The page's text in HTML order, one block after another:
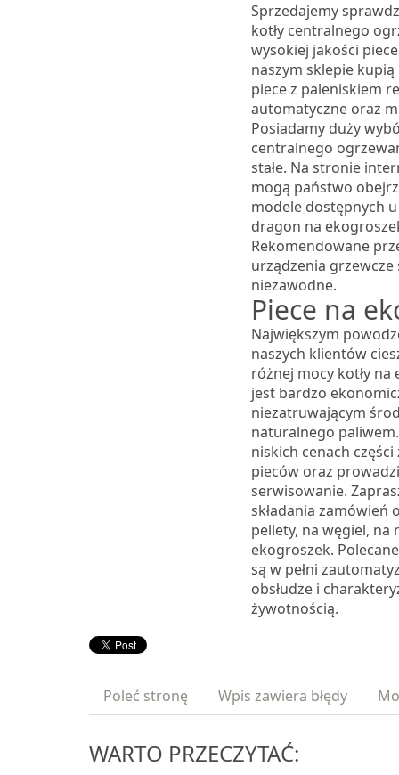
Sprzedajemy
kotły centralnego
wysokiej jakości
naszym sklepie
piece z paleniskiem
automatyczne oraz
Posiadamy duży
centralnego
stałe. Na stronie
mogą państwo
modele dostępnych
dragon na
Rekomendowane
urządzenia grzewcze
niezawodne.
Piece na
Największym
naszych klientów
różnej mocy kotły
jest bardzo
niezatruwającym
naturalnego
niskich cenach
pieców oraz
serwisowanie.
składania zamówień
pellety, na węgiel, na
ekogroszek.
są w pełni
obsłudze i
żywotnością.
Poleć stronę Wpis zawiera błędy
WARTO PRZECZYTAĆ: